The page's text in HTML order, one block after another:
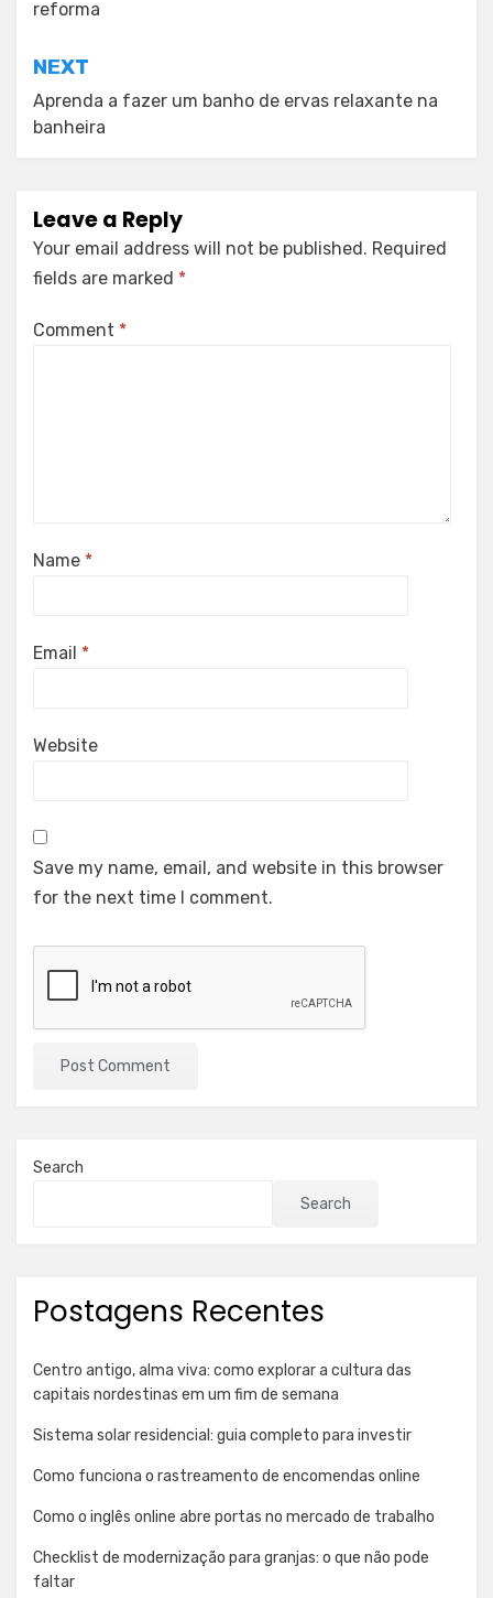
reforma
NEXT
Aprenda a fazer um banho de ervas relaxante na
banheira
Leave a Reply
Your email address will not be published. Required
fields are marked *
Comment *
Name *
Email *
Website
Save my name, email, and website in this browser
for the next time I comment.
Search
Search
Postagens Recentes
Centro antigo, alma viva: como explorar a cultura das
capitais nordestinas em um fim de semana
Sistema solar residencial: guia completo para investir
Como funciona o rastreamento de encomendas online
Como o inglês online abre portas no mercado de trabalho
Checklist de modernização para granjas: o que não pode
faltar